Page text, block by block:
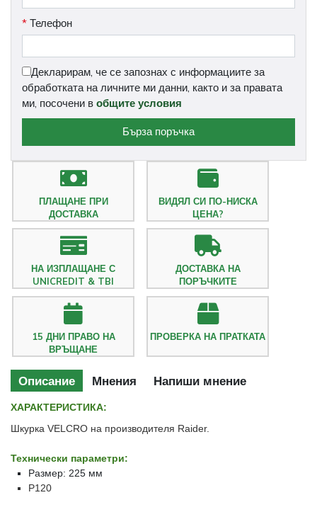
ПЛАЩАНЕ ПРИ
ДОСТАВКА
ВИДЯЛ СИ ПО-НИСКА
ЦЕНА?
НА ИЗПЛАЩАНЕ С
UNICREDIT & TBI
ДОСТАВКА НА
ПОРЪЧКИТЕ
15 ДНИ ПРАВО НА
ВРЪЩАНЕ
ПРОВЕРКА НА ПРАТКАТА
* Телефон
Декларирам, че се запознах с информациите за
обработката на личните ми данни, както и за правата
ми, посочени в общите условия
Бърза поръчка
Описание Мнения Напиши мнение
ХАРАКТЕРИСТИКА:
Шкурка VELCRO на производителя Raider.
Технически параметри:
Размер: 225 мм
P120